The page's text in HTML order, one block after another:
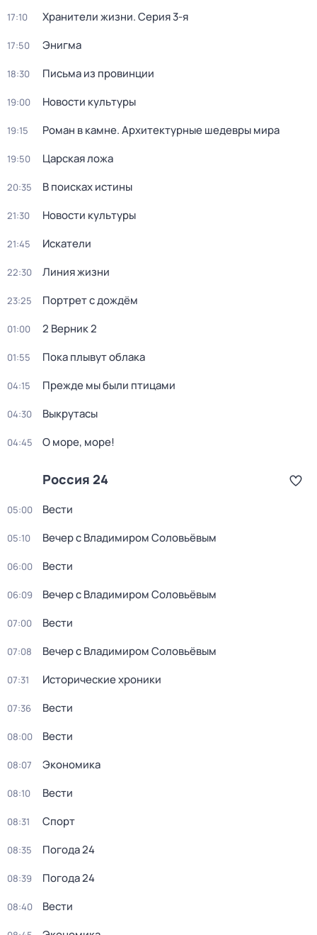
17:10 Хранители жизни. Серия 3-я
17:50 Энигма
18:30 Письма из провинции
19:00 Новости культуры
19:15 Роман в камне. Архитектурные шедевры мира
19:50 Царская ложа
20:35 В поисках истины
21:30 Новости культуры
21:45 Искатели
22:30 Линия жизни
23:25 Портрет с дождём
01:00 2 Верник 2
01:55 Пока плывут облака
04:15 Прежде мы были птицами
04:30 Выкрутасы
04:45 О море, море!
Россия 24
05:00 Вести
05:10 Вечер с Владимиром Соловьёвым
06:00 Вести
06:09 Вечер с Владимиром Соловьёвым
07:00 Вести
07:08 Вечер с Владимиром Соловьёвым
07:31 Исторические хроники
07:36 Вести
08:00 Вести
08:07 Экономика
08:10 Вести
08:31 Спорт
08:35 Погода 24
08:39 Погода 24
08:40 Вести